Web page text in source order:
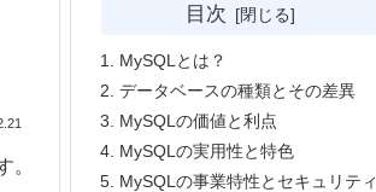
。
目次
MySQLとは？
データベースの種類とその差異
MySQLの価値と利点
MySQLの実用性と特色
MySQLの事業特性とセキュリティ